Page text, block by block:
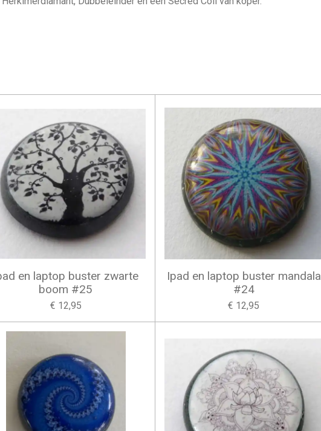
en laptop buster zwarte
boom #25
€ 12,95
Ipad en laptop buster mandala
#24
€ 12,95